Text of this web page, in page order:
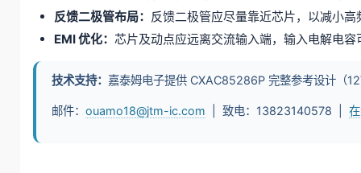
反馈二极管布局： 反馈二极管应尽量靠近芯片，以减小高
EMI 优化： 芯片及动点应远离交流输入端，输入电解电
技术支持： 嘉泰姆电子提供 CXAC85286P 完整参考设计（
邮件：ouamo18@jtm-ic.com | 致电：13823140578 |